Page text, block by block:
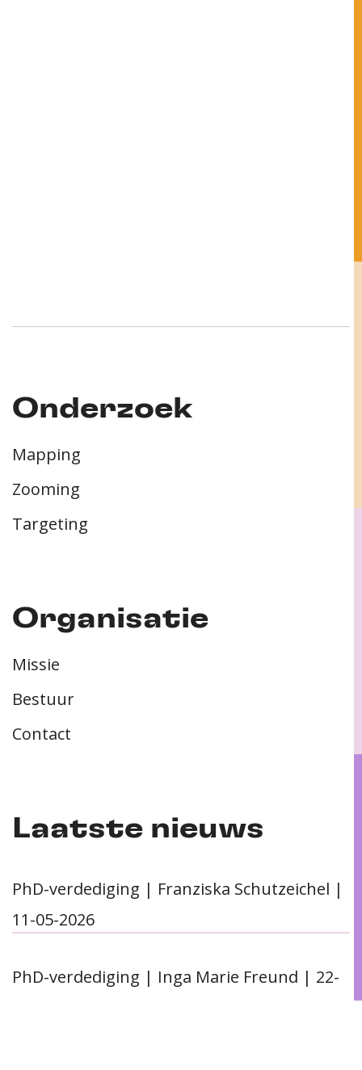
Onderzoek
Mapping
Zooming
Targeting
Organisatie
Missie
Bestuur
Contact
Laatste nieuws
PhD-verdediging | Franziska Schutzeichel |
11-05-2026
PhD-verdediging | Inga Marie Freund | 22-